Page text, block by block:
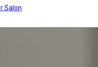
Salon